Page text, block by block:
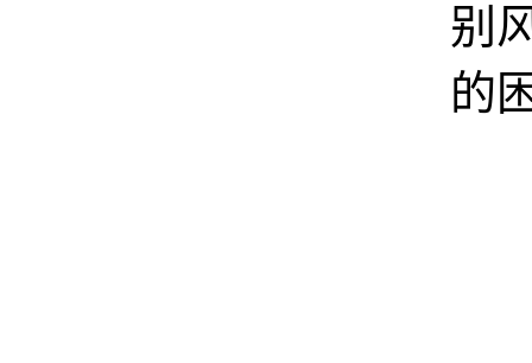
别
的